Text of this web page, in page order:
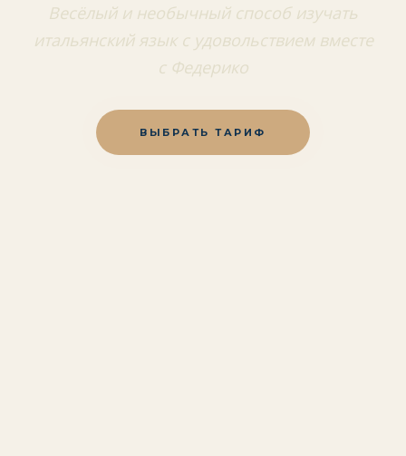
Весёлый и необычный способ изучать
итальянский язык с удовольствием вместе
с Федерико
ВЫБРАТЬ ТАРИФ